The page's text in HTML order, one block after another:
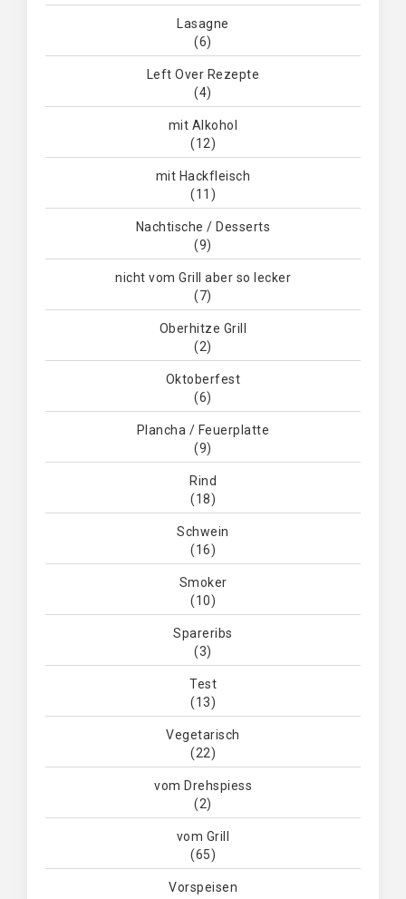
Lasagne
(6)
Left Over Rezepte
(4)
mit Alkohol
(12)
mit Hackfleisch
(11)
Nachtische / Desserts
(9)
nicht vom Grill aber so lecker
(7)
Oberhitze Grill
(2)
Oktoberfest
(6)
Plancha / Feuerplatte
(9)
Rind
(18)
Schwein
(16)
Smoker
(10)
Spareribs
(3)
Test
(13)
Vegetarisch
(22)
vom Drehspiess
(2)
vom Grill
(65)
Vorspeisen